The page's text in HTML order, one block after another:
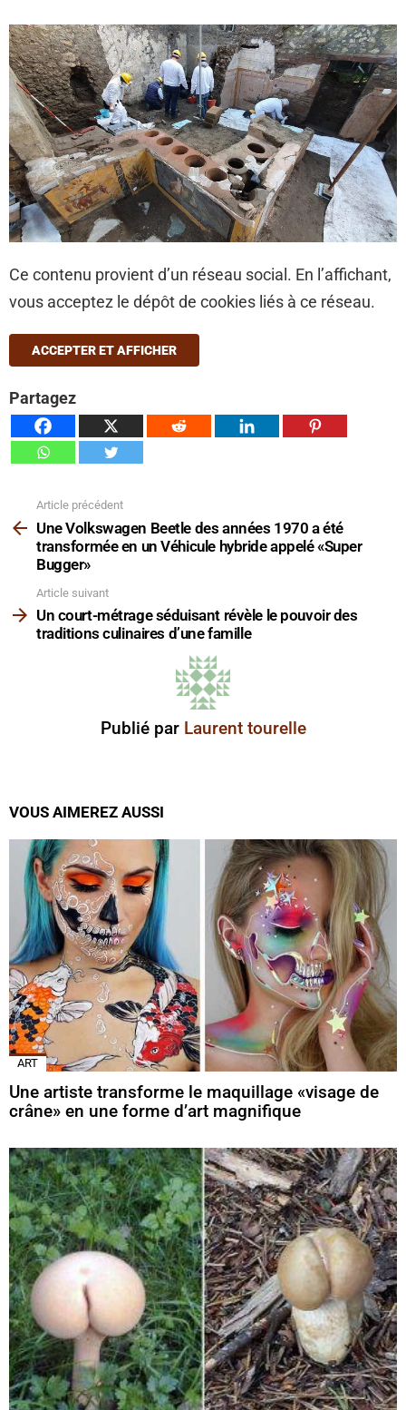
Ce contenu provient d’un réseau social. En l’affichant,
vous acceptez le dépôt de cookies liés à ce réseau.
ACCEPTER ET AFFICHER
Partagez
plus
Article précédent
Une Volkswagen Beetle des années 1970 a été
transformée en un Véhicule hybride appelé «Super
Bugger»
Article suivant
Un court-métrage séduisant révèle le pouvoir des
traditions culinaires d’une famille
Publié par Laurent tourelle
VOUS AIMEREZ AUSSI
ART
Une artiste transforme le maquillage «visage de
crâne» en une forme d’art magnifique